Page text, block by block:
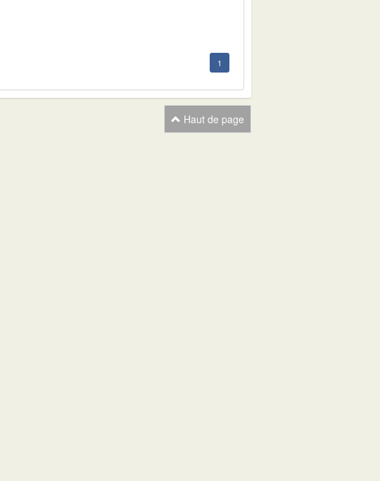
1
Haut de page